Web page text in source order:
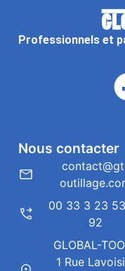
Professionnels et
Nous contacter
00 33 3 23
92
GLOBAL-
1 Rue